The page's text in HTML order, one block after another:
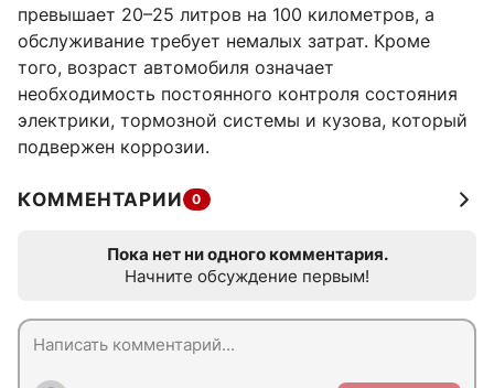
превышает 20–25 литров на 100 километров, а
обслуживание требует немалых затрат. Кроме
того, возраст автомобиля означает
необходимость постоянного контроля состояния
электрики, тормозной системы и кузова, который
подвержен коррозии.
КОММЕНТАРИИ 0
Пока нет ни одного комментария.
Начните обсуждение первым!